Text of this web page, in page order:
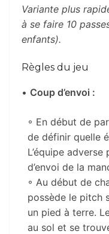
Variante plus
à se faire 10
enfants).
Règles du jeu
• Coup d’envoi :
◦ En début de
de définir quelle
L’équipe
d’envoi de la
◦ Au début de
possède le pitch
un pied à terre.
au sol et se